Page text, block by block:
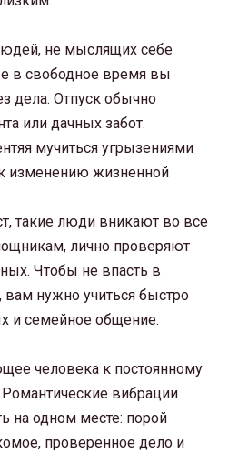
не мыслящих себе
в свободное время вы
дела. Отпуск обычно
или дачных забот.
мучиться угрызениями
изменению жизненной
такие люди вникают во все
лично проверяют
Чтобы не впасть в
вам нужно учиться быстро
и семейное общение.
человека к постоянному
Романтические вибрации
на одном месте: порой
проверенное дело и